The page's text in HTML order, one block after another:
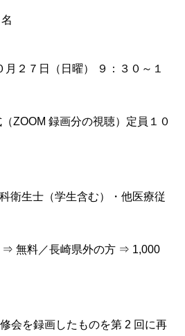
２７日（日曜） ９：３０～１
ZOOM 録画分の視聴）定員１０
衛生士（学生含む）・他医療従
⇒ 無料／長崎県外の方 ⇒ 1,000
会を録画したものを第 2 回に再